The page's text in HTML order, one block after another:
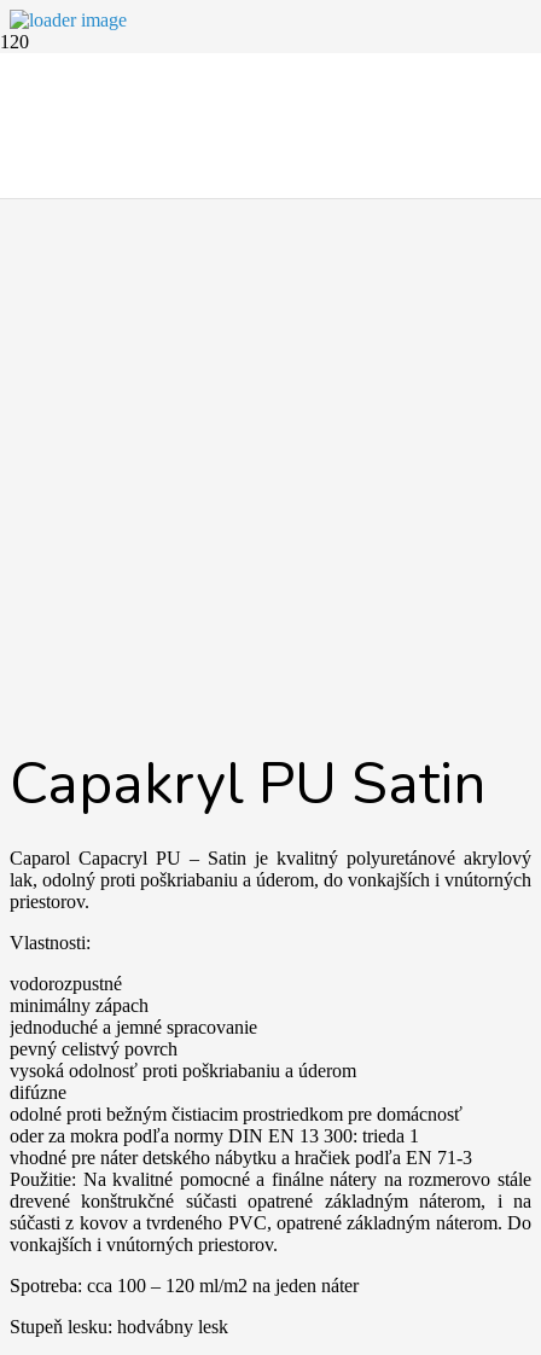
Capakryl PU Satin
Caparol Capacryl PU – Satin je kvalitný polyuretánové akrylový
lak, odolný proti poškriabaniu a úderom, do vonkajších i vnútorných
priestorov.
Vlastnosti:
vodorozpustné
minimálny zápach
jednoduché a jemné spracovanie
pevný celistvý povrch
vysoká odolnosť proti poškriabaniu a úderom
difúzne
odolné proti bežným čistiacim prostriedkom pre domácnosť
oder za mokra podľa normy DIN EN 13 300: trieda 1
vhodné pre náter detského nábytku a hračiek podľa EN 71-3
Použitie: Na kvalitné pomocné a finálne nátery na rozmerovo stále
drevené konštrukčné súčasti opatrené základným náterom, i na
súčasti z kovov a tvrdeného PVC, opatrené základným náterom. Do
vonkajších i vnútorných priestorov.
Spotreba: cca 100 – 120 ml/m2 na jeden náter
Stupeň lesku: hodvábny lesk